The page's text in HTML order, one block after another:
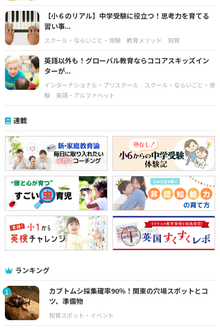
【小６のリアル】中学受験に役立つ！思考力を育てる
習い事...
スクール・ならいごと・受験 教育メソッド 知育
英語以外も！グローバル教育ならココアスキッズイン
ターが...
インターナショナル・プリスクール
スクール・ならいごと・受
験
英語・アルファベット
連載
ランキング
1
カブトムシ採集確率90％！関東の穴場スポットとコ
ツ、準備物